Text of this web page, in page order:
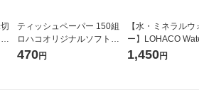
産
ティッシュペーパー 150組
ロハコオリジナルソフトパ
ックティッシュ フィオナ オ
470円
【水・ミネラルウ
ー】LOHACO
1箱（20本入）ラ
（イチオシ） オ
1,450円